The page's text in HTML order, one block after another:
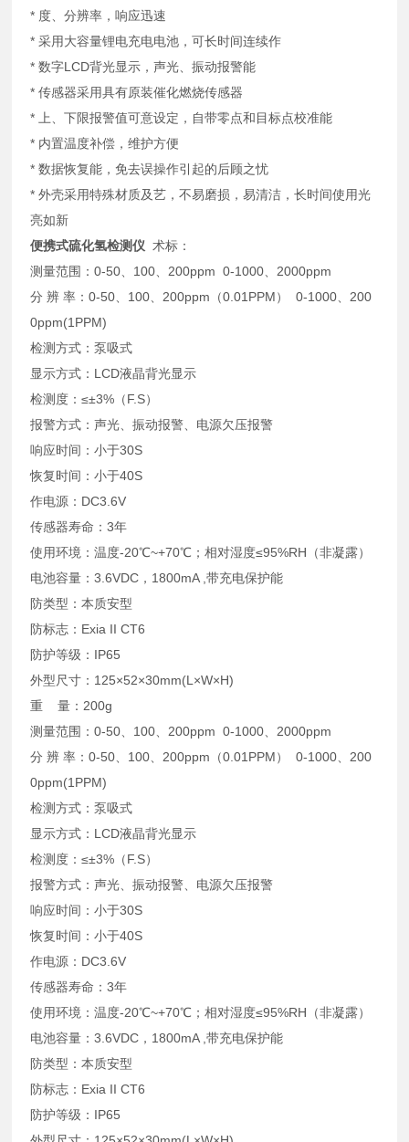
* 度、分辨率，响应迅速
* 采用大容量锂电充电电池，可长时间连续作
* 数字LCD背光显示，声光、振动报警能
* 传感器采用具有原装催化燃烧传感器
* 上、下限报警值可意设定，自带零点和目标点校准能
* 内置温度补偿，维护方便
* 数据恢复能，免去误操作引起的后顾之忧
* 外壳采用特殊材质及艺，不易磨损，易清洁，长时间使用光
亮如新
便携式硫化氢检测仪 术标：
测量范围：0-50、100、200ppm 0-1000、2000ppm
分 辨 率：0-50、100、200ppm（0.01PPM） 0-1000、200
0ppm(1PPM)
检测方式：泵吸式
显示方式：LCD液晶背光显示
检测度：≤±3%（F.S）
报警方式：声光、振动报警、电源欠压报警
响应时间：小于30S
恢复时间：小于40S
作电源：DC3.6V
传感器寿命：3年
使用环境：温度-20℃~+70℃；相对湿度≤95%RH（非凝露）
电池容量：3.6VDC，1800mA ,带充电保护能
防类型：本质安型
防标志：Exia II CT6
防护等级：IP65
外型尺寸：125×52×30mm(L×W×H)
重 量：200g
测量范围：0-50、100、200ppm 0-1000、2000ppm
分 辨 率：0-50、100、200ppm（0.01PPM） 0-1000、200
0ppm(1PPM)
检测方式：泵吸式
显示方式：LCD液晶背光显示
检测度：≤±3%（F.S）
报警方式：声光、振动报警、电源欠压报警
响应时间：小于30S
恢复时间：小于40S
作电源：DC3.6V
传感器寿命：3年
使用环境：温度-20℃~+70℃；相对湿度≤95%RH（非凝露）
电池容量：3.6VDC，1800mA ,带充电保护能
防类型：本质安型
防标志：Exia II CT6
防护等级：IP65